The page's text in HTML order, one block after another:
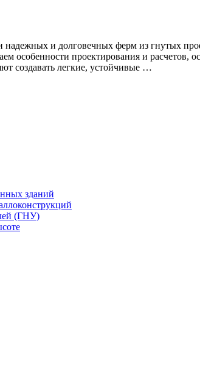
надежных и долговечных ферм из гнутых
особенности проектирования и расчетов,
создавать легкие, устойчивые …
зданий
(ГНУ)